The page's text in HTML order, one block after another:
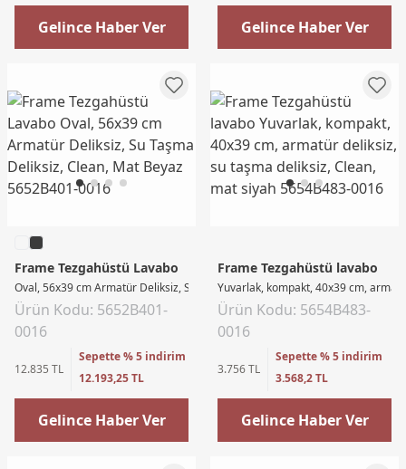
Gelince Haber Ver Gelince Haber Ver
Frame Tezgahüstü Lavabo
Oval, 56x39 cm Armatür Deliksiz, Su Taşma Deliksiz, Clean, Mat Beyaz
Ürün Kodu: 5652B401-
0016
12.835 TL
Sepette % 5 indirim
12.193,25 TL
Gelince Haber Ver
Frame Tezgahüstü lavabo
Yuvarlak, kompakt, 40x39 cm,
Ürün Kodu: 5654B483-
0016
3.756 TL
Sepette % 5 indirim
3.568,2 TL
Gelince Haber Ver